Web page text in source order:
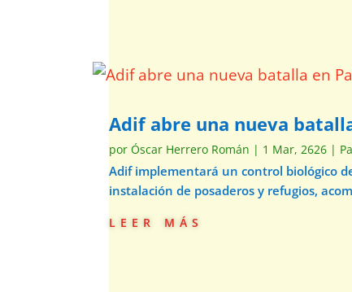
Adif abre una nueva
porÓscar Herrero Román | 1 Mar, 2626 |
Adif implementará un control biológico
instalación de posaderos y refugios,
leer más